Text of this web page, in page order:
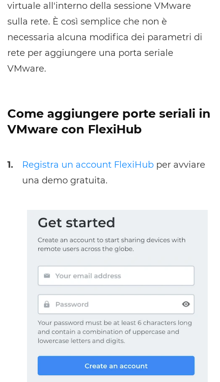
virtuale all'interno della sessione VMware
sulla rete. È così semplice che non è
necessaria alcuna modifica dei parametri di
rete per aggiungere una porta seriale
VMware.
Come aggiungere porte seriali in
VMware con FlexiHub
1. Registra un account FlexiHub per avviare
una demo gratuita.